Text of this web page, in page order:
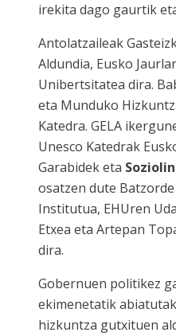
irekita dago gaurtik
Antolatzaileak
Aldundia, Eusko
Unibertsitatea dira.
eta Munduko
Katedra. GELA
Unesco Katedrak
Garabidek eta
osatzen dute
Institutua, EHUren
Etxea eta Artepan
dira.
Gobernuen politikez
ekimenetatik
hizkuntza gutxituen